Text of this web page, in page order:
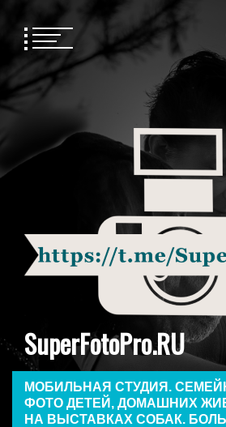
содержимому
SuperFotoPro.RU
МОБИЛЬНАЯ СТУДИЯ.
ФОТО ДЕТЕЙ, ДОМАШНИХ
НА ВЫСТАВКАХ СОБАК.